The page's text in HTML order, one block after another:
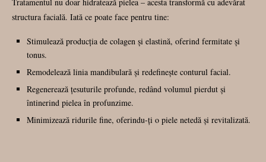
structura facială. Iată ce poate face pentru tine:
Stimulează producția de colagen și elastină, oferind fermitate și
tonus.
Remodelează linia mandibulară și redefinește conturul facial.
Regenerează țesuturile profunde, redând volumul pierdut și
întinerind pielea în profunzime.
Minimizează ridurile fine, oferindu-ți o piele netedă și revitalizată.